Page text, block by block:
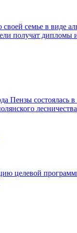
семье в виде
получат дипломы
Пензы состоялась
целевой